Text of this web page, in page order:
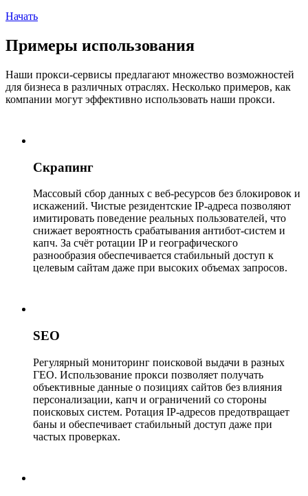
Начать
Примеры использования
Наши прокси-сервисы предлагают множество возможностей
для бизнеса в различных отраслях. Несколько примеров, как
компании могут эффективно использовать наши прокси.
Скрапинг
Массовый сбор данных с веб-ресурсов без блокировок и
искажений. Чистые резидентские IP-адреса позволяют
имитировать поведение реальных пользователей, что
снижает вероятность срабатывания антибот-систем и
капч. За счёт ротации IP и географического
разнообразия обеспечивается стабильный доступ к
целевым сайтам даже при высоких объемах запросов.
SEO
Регулярный мониторинг поисковой выдачи в разных
ГЕО. Использование прокси позволяет получать
объективные данные о позициях сайтов без влияния
персонализации, капч и ограничений со стороны
поисковых систем. Ротация IP-адресов предотвращает
баны и обеспечивает стабильный доступ даже при
частых проверках.